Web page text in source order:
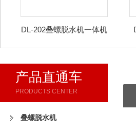
DL-202叠螺脱水机一体机
产品直通车
PRODUCTS CENTER
叠螺脱水机